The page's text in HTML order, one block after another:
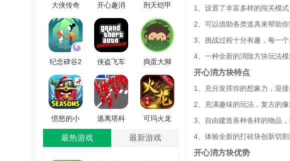
大侠传奇
怒火一刀
手游版
V1.4.109
开心趣消
除领红包
官方最新
版 V1.2
刑天铠甲
模拟器游
戏绿色版
V1.1
纪念碑谷2
游戏最新
版 V2.1.3
侠盗飞车
自由城故
事官方正
版 V2.1
捣蛋大脚
怪手机正
版 V1.1
愤怒的小
鸟季节游
戏绿色版
逃离塔科
夫城游戏
可玛火龙
最热游戏 最新游戏
1、设置了丰富多样的闯关模
2、可以借助各类道具来帮助
3、挑战过程十分有趣，每一
4、一种全新的消除方块玩法
开心消方块特点
1、充分发挥你的想象力，迎
2、充满趣味的玩法，复古的
3、自由建造各种各样的物品
4、体验全新的打砖块创新切割
开心消方块优势